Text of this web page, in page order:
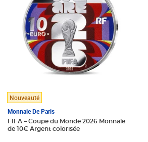
Nouveauté
Monnaie De Paris
FIFA – Coupe du Monde 2026 Monnaie
de 10€ Argent colorisée